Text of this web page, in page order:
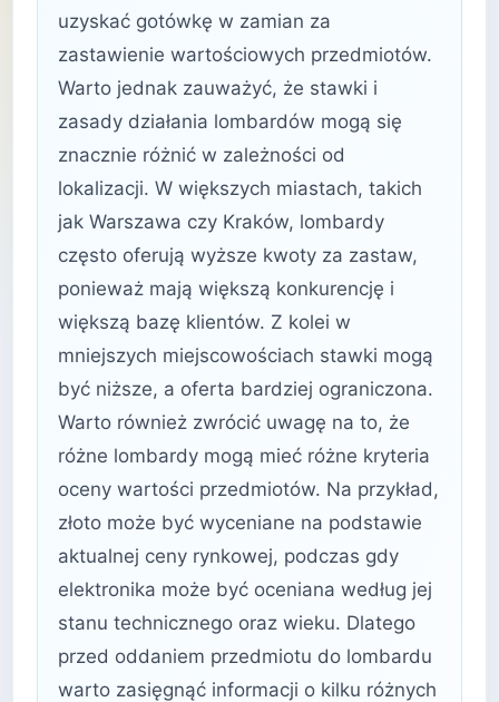
uzyskać gotówkę w zamian za
zastawienie wartościowych przedmiotów.
Warto jednak zauważyć, że stawki i
zasady działania lombardów mogą się
znacznie różnić w zależności od
lokalizacji. W większych miastach, takich
jak Warszawa czy Kraków, lombardy
często oferują wyższe kwoty za zastaw,
ponieważ mają większą konkurencję i
większą bazę klientów. Z kolei w
mniejszych miejscowościach stawki mogą
być niższe, a oferta bardziej ograniczona.
Warto również zwrócić uwagę na to, że
różne lombardy mogą mieć różne kryteria
oceny wartości przedmiotów. Na przykład,
złoto może być wyceniane na podstawie
aktualnej ceny rynkowej, podczas gdy
elektronika może być oceniana według jej
stanu technicznego oraz wieku. Dlatego
przed oddaniem przedmiotu do lombardu
warto zasięgnąć informacji o kilku różnych